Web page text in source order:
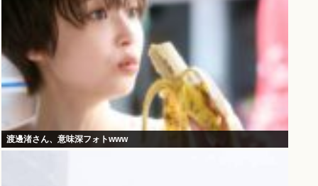
渡邊渚さん、意味深フォトwww